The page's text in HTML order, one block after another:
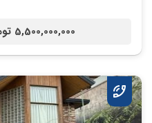
5,500,000,000 تومان /